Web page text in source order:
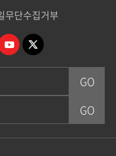
무단수집거부